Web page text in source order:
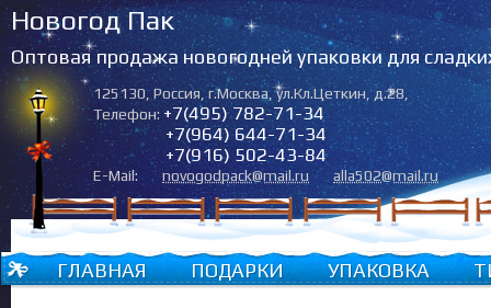
Новогод Пак
Оптовая продажа новогодней упаковки для
125130,Россия,г.Москва,ул.Кл.Цеткин, д.28
Телефон: +7(495) 782-71-34
+7(964) 644-71-34
+7(916) 502-43-84
E-Mail: novogodpack@mail.ru alla502@mail.ru
ГЛАВНАЯ ПОДАРКИ УПАКОВКА